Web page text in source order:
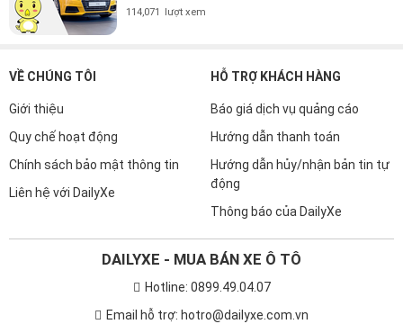
114,071 lượt xem
VỀ CHÚNG TÔI
Giới thiệu
Quy chế hoạt động
Chính sách bảo mật thông tin
Liên hệ với DailyXe
HỖ TRỢ KHÁCH HÀNG
Báo giá dịch vụ quảng cáo
Hướng dẫn thanh toán
Hướng dẫn hủy/nhận bản tin tự
động
Thông báo của DailyXe
DAILYXE - MUA BÁN XE Ô TÔ
Hotline: 0899.49.04.07
Email hỗ trợ: hotro@dailyxe.com.vn